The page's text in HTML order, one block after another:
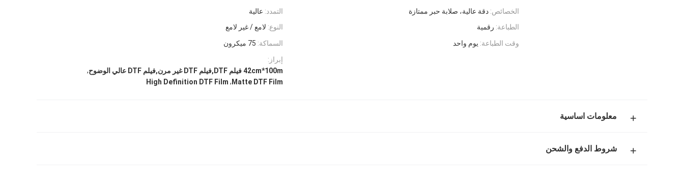
التمدد: عالية الخصائص: دقة عالية، صلابة حبر ممتازة
النوع: لامع / غير لامع الطباعة: رقمية
السماكة: 75 ميكرون وقت الطباعة: يوم واحد
إبراز:
42cm*100m فيلم DTF,فيلم DTF غير مرن,فيلم DTF عالي الوضوح
,
Matte DTF Film
,
High Definition DTF Film
معلومات اساسية
شروط الدفع والشحن